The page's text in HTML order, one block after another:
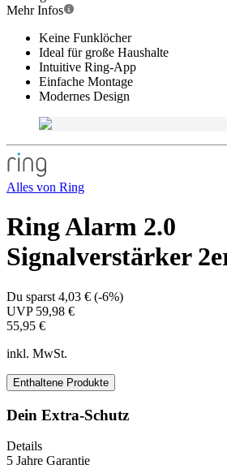
Mehr Infos
Keine Funklöcher
Ideal für große Haushalte
Intuitive Ring-App
Einfache Montage
Modernes Design
Alles von Ring
Ring Alarm 2.0
Signalverstärker
Du sparst 4,03 € (-6%)
UVP 59,98 €
55,95 €
inkl. MwSt.
Enthaltene Produkte
Dein Extra-Schutz
Details
5 Jahre Garantie